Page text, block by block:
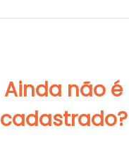
Ainda não é
cadastrado?